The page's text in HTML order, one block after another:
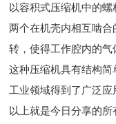
以容积式压缩机中的螺
两个在机壳内相互啮
转，使得工作腔内的气
这种压缩机具有结构
工业领域得到了广泛应
以上就是今日分享的